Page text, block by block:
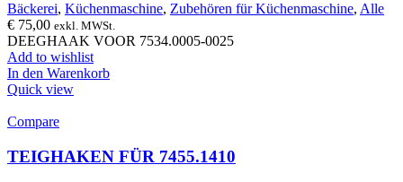
Bäckerei, Küchenmaschine, Zubehören für Küchenmaschine, Alle
€ 75,00 exkl. MWSt.
DEEGHAAK VOOR 7534.0005-0025
Add to wishlist
In den Warenkorb
Quick view
Compare
TEIGHAKEN FÜR 7455.1410